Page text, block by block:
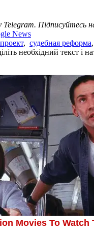
Telegram. Підписуйтесь
News
, судебная реформа,
необхідний текст і